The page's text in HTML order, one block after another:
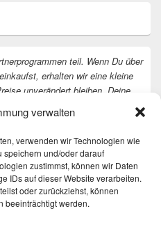
verwalten
verwenden wir Technologien wie
speichern und/oder darauf
zustimmst, können wir Daten
IDs auf dieser Website verarbeiten.
oder zurückziehst, können
beeinträchtigt werden.
teil. Wenn Du über
erhalten wir eine kleine
unverändert bleiben. Deine